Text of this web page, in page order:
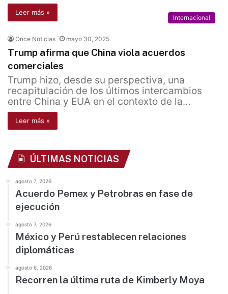
Leer más »
Internacional
Once Noticias mayo 30, 2025
Trump afirma que China viola acuerdos
comerciales
Trump hizo, desde su perspectiva, una
recapitulación de los últimos intercambios
entre China y EUA en el contexto de la…
Leer más »
ÚLTIMAS NOTICIAS
agosto 7, 2026
Acuerdo Pemex y Petrobras en fase de
ejecución
agosto 7, 2026
México y Perú restablecen relaciones
diplomáticas
agosto 6, 2026
Recorren la última ruta de Kimberly Moya